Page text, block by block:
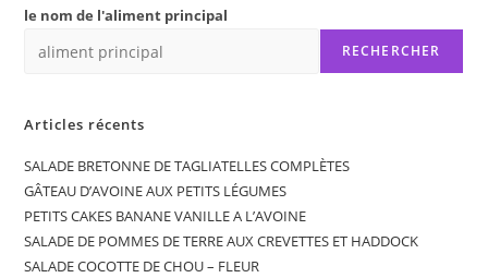
le nom de l'aliment principal
RECHERCHER
Articles récents
SALADE BRETONNE DE TAGLIATELLES COMPLÈTES
GÂTEAU D’AVOINE AUX PETITS LÉGUMES
PETITS CAKES BANANE VANILLE A L’AVOINE
SALADE DE POMMES DE TERRE AUX CREVETTES ET HADDOCK
SALADE COCOTTE DE CHOU – FLEUR